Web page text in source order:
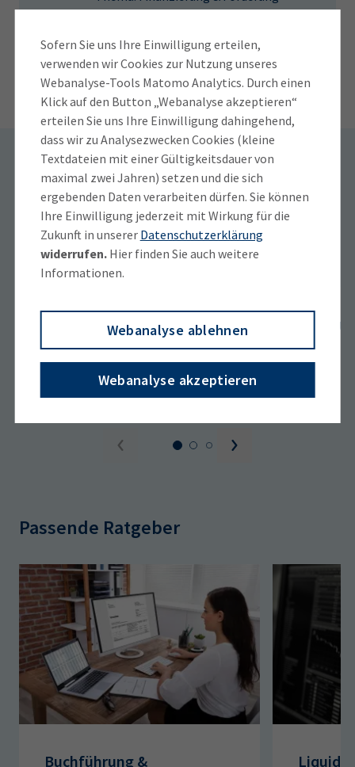
Sofern Sie uns Ihre Einwilligung erteilen,
verwenden wir Cookies zur Nutzung unseres
Webanalyse-Tools Matomo Analytics. Durch einen
Klick auf den Button „Webanalyse akzeptieren“
erteilen Sie uns Ihre Einwilligung dahingehend,
dass wir zu Analysezwecken Cookies (kleine
Textdateien mit einer Gültigkeitsdauer von
maximal zwei Jahren) setzen und die sich
ergebenden Daten verarbeiten dürfen. Sie können
Ihre Einwilligung jederzeit mit Wirkung für die
Zukunft in unserer Datenschutzerklärung
widerrufen.Hier finden Sie auch weitere
Informationen.
Webanalyse ablehnen
Webanalyse akzeptieren
Instituts für Normung.
IT-Notfallplan für Selbstständige
Ein IT-Notfall kann jederzeit eintreten. Wichtig ist,
dass Sie sich darauf vorbereiten, investieren Sie 20
Minuten.
Seit Januar 2025 sind alle in Deutschland ansässigen
Unternehmen im inländischen B2B-Bereich
verpflichtet, elektronische Rechnungen zu
empfangen und zu verarbeiten. Wie können Sie diese
Anforderungen in Ihre Geschäftsprozesse
integrieren? Welche Möglichkeiten gibt es?
Mehr Veranstaltungen
Beratungsslots buchen: Für
Soloselbstständige und
Kleinunternehmen
Betriebswirtschaftliche
Beratung
Recht
Passende Ratgeber
Buchführung &